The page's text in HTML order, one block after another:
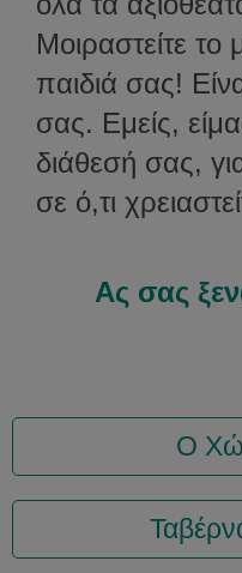
Μοιραστείτε το
παιδιά σας!
σας. Εμείς,
διάθεσή σας,
σε ό,τι
Ας σας
Ο